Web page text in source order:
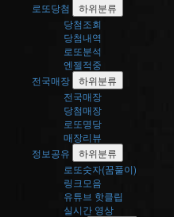
로또당첨
하위분류
당첨조회
당첨내역
로또분석
엔젤적중
전국매장
하위분류
전국매장
당첨매장
로또명당
매장리뷰
정보공유
하위분류
로또숫자(꿈풀이)
링크모음
유튜브 핫클립
실시간 영상